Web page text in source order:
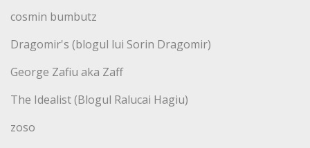
cosmin bumbutz
Dragomir's (blogul lui Sorin Dragomir)
George Zafiu aka Zaff
The Idealist (Blogul Ralucai Hagiu)
zoso